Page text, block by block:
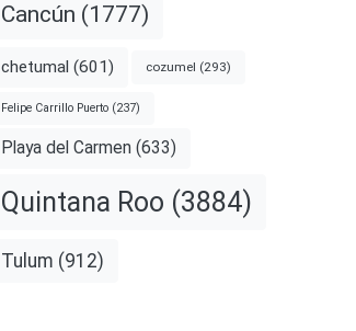
Cancún (1777)
chetumal (601) cozumel (293)
Felipe Carrillo Puerto(237)
Playa del Carmen (633)
Quintana Roo (3884)
Tulum (912)